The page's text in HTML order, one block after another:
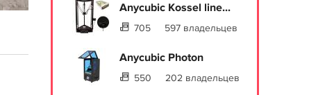
Anycubic Kossel line...
705 597 владельцев
Anycubic Photon
550 202 владельцев